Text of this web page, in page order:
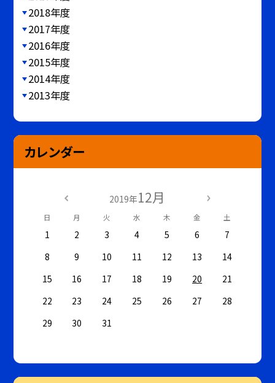
2018年度
2017年度
2016年度
2015年度
2014年度
2013年度
カレンダー
2019年12月
日 月 火 水 木 金 土
1 2 3 4 5 6
7
8
9 10 11 12 13
14
15
16 17 18 19 20
21
22
23 24 25 26 27
28
29
30 31